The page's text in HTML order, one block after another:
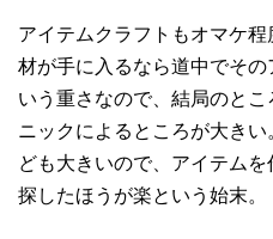
アイテムクラフトもオマケ
材が手に入るなら道中でそ
いう重さなので、結局のと
ニックによるところが大き
ども大きいので、アイテム
探したほうが楽という始末。